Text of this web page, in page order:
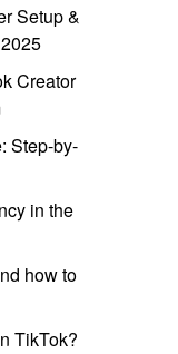
Setup &
Creator
Step-by-
in the
how to
TikTok?